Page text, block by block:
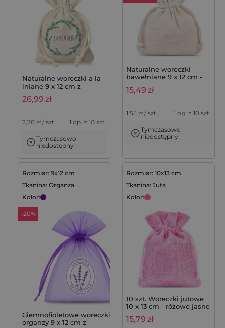
Naturalne woreczki a la
lniane 9 x 12 cm z
szt.
26,99 zł
2,70 zł / szt. 1 op. = 10 szt.
Tymczasowo
niedostępny
Naturalne woreczki
bawełniane 9 x 12 cm -
15,49 zł
1,55 zł / szt. 1 op. = 10 szt.
Tymczasowo
niedostępny
Rozmiar: 9x12 cm
Tkanina: Organza
Kolor:
-20%
Ciemnofioletowe woreczki z
organzy 9 x 12 cm z
Rozmiar: 10x13 cm
Tkanina: Juta
Kolor:
10 szt. Woreczki jutowe
10 x 13 cm - różowe jasne
15,79 zł